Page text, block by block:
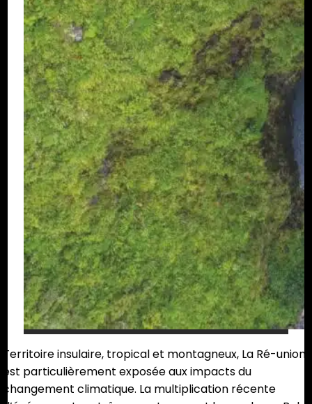
Territoire insulaire, tropical et montagneux, La Ré-union
est particulièrement exposée aux impacts du
changement climatique. La multiplication récente